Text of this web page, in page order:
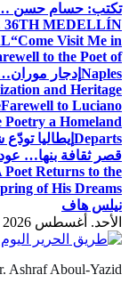
تكتب: حسام حسن …
36TH MEDELLÍN
“Come Visit Me in
to the Poet of
Naples إدجار
and Heritage
Farewell to Luciano
a Homeland
Departs إيطاليا تودّع
قصر ثقافة بنها…
Returns to the
of His Dreams
نيلس هاف
الأحد. أغسطس 9th, 2026
Ashraf Aboul-Yazid